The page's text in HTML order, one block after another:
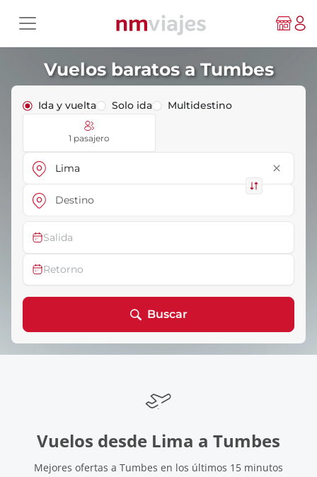
Vuelos baratos a Tumbes
Ida y vuelta Solo ida Multidestino
1 pasajero
close
Salida
Retorno
Buscar
Vuelos desde Lima a Tumbes
Mejores ofertas a Tumbes en los últimos 15 minutos